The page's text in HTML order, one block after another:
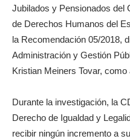
Jubilados y Pensionados del
de Derechos Humanos del
la Recomendación 05/2018,
Administración y Gestión
Kristian Meiners Tovar,
Durante la investigación, la
Derecho de Igualdad y
recibir ningún incremento a